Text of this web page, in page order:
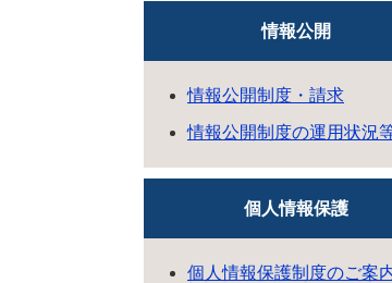
情報公開
情報公開制度・請求
情報公開制度の運用状況
個人情報保護
個人情報保護制度のご案